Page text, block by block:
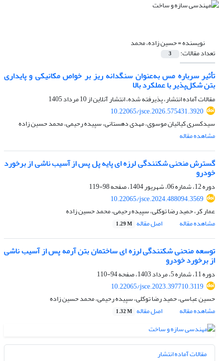
نویسنده =حسین زاده، محمد
تعداد مقالات: 3
تأثیر سرباره مس به‌عنوان سنگدانه ریز بر خواص مکانیکی و پایداری
بتن شکل‌پذیر با ‏عملکرد بالا
مقالات آماده انتشار، پذیرفته شده، انتشار آنلاین از10 مرداد 1405
10.22065/jsce.2026.575431.3920
سیدکسری کیائیان موسوی، مهدی دهستانی، سپیده رحیمی، محمد حسین زاده
مشاهده مقاله
گسترش منحنی شکنندگی لرزه ای پایه‌ پل پس از آسیب ناشی از برخورد
خودرو
دوره 12، شماره 06، شهریور 1404، صفحه
98-119
10.22065/jsce.2024.488094.3569
عمار کر، حمید رضا توکلی، سپیده رحیمی، محمد حسین زاده
مشاهده مقاله
اصل مقاله 1.29 M
توسعه منحنی شکنندگی لرزه ای ساختمان بتن آرمه پس از آسیب ناشی
از برخورد خودرو
دوره 11، شماره 5، مرداد 1403، صفحه
94-110
10.22065/jsce.2023.397710.3119
حسین عباسی، حمید رضا توکلی، سپیده رحیمی، محمد حسین زاده
مشاهده مقاله
اصل مقاله 1.32 M
مقالات آماده انتشار